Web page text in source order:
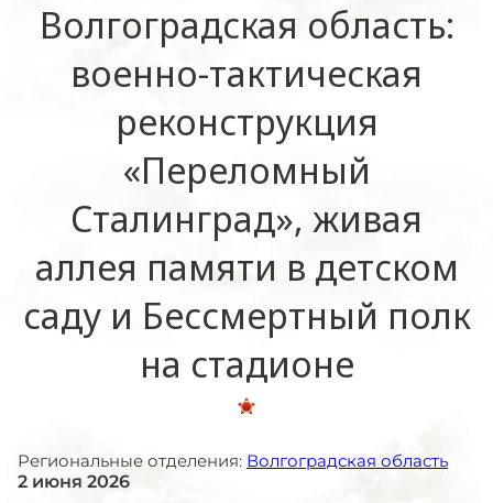
Волгоградская область:
военно-тактическая
реконструкция
«Переломный
Сталинград», живая
аллея памяти в детском
саду и Бессмертный полк
на стадионе
Региональные отделения: Волгоградская область
2 июня 2026